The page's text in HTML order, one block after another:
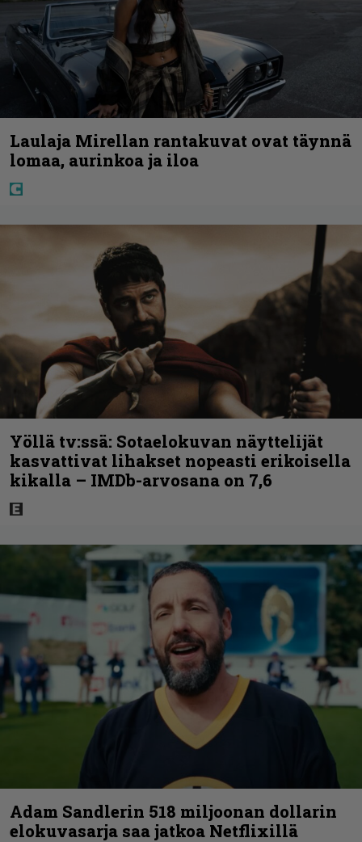
Laulaja Mirellan rantakuvat ovat täynnä
lomaa, aurinkoa ja iloa
Yöllä tv:ssä: Sotaelokuvan näyttelijät
kasvattivat lihakset nopeasti erikoisella
kikalla – IMDb-arvosana on 7,6
Adam Sandlerin 518 miljoonan dollarin
elokuvasarja saa jatkoa Netflixillä